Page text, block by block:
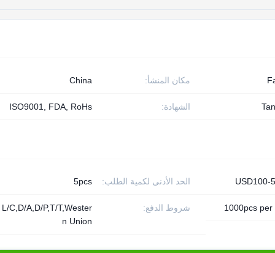
مكان المنشأ: China
الشهادة: ISO9001, FDA, RoHs
الحد الأدنى لكمية الطلب: 5pcs USD100-
شروط الدفع:
L/C,D/A,D/P,T/T,Wester
n Union
1000pcs per